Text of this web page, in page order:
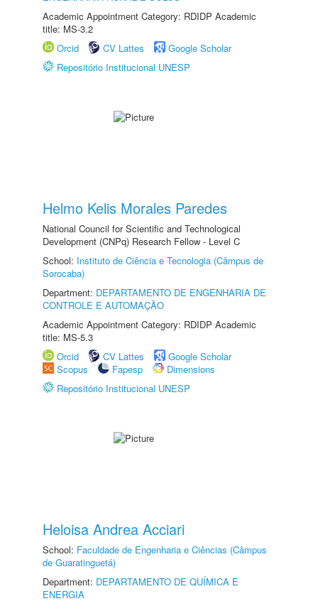
Academic Appointment Category: RDIDP Academic
title: MS-3.2
Orcid
CV Lattes
Google Scholar
Repositório Institucional UNESP
Helmo Kelis Morales Paredes
National Council for Scientific and Technological
Development (CNPq) Research Fellow - Level C
School: Instituto de Ciência e Tecnologia (Câmpus de
Sorocaba)
Department: DEPARTAMENTO DE ENGENHARIA DE
CONTROLE E AUTOMAÇÃO
Academic Appointment Category: RDIDP Academic
title: MS-5.3
Orcid
CV Lattes
Google Scholar
Scopus
Fapesp
Dimensions
Repositório Institucional UNESP
Heloisa Andrea Acciari
School: Faculdade de Engenharia e Ciências (Câmpus
de Guaratinguetá)
Department: DEPARTAMENTO DE QUÍMICA E
ENERGIA